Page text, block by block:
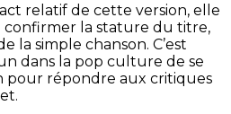
relatif de cette version, elle
confirmer la stature du titre,
la simple chanson. C’est
dans la pop culture de se
pour répondre aux critiques